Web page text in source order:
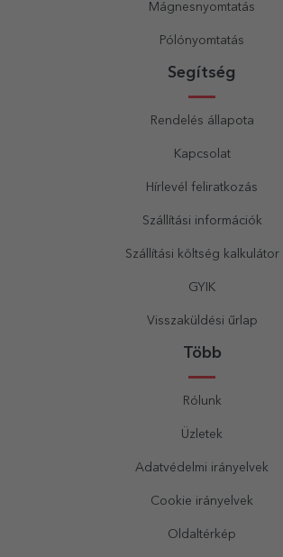
Mágnesnyomtatás
Pólónyomtatás
Segítség
Rendelés állapota
Kapcsolat
Hírlevél feliratkozás
Szállítási információk
Szállítási költség kalkulátor
GYIK
Visszaküldési űrlap
Több
Rólunk
Üzletek
Adatvédelmi irányelvek
Cookie irányelvek
Oldaltérkép